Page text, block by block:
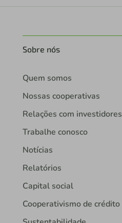
Sobre nós
Quem somos
Nossas cooperativas
Relações com investidores
Trabalhe conosco
Notícias
Relatórios
Capital social
Cooperativismo de crédito